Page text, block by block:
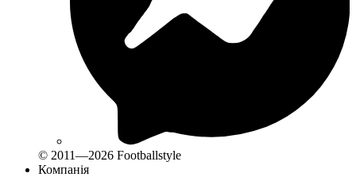
© 2011—2026 Footballstyle
Компанія